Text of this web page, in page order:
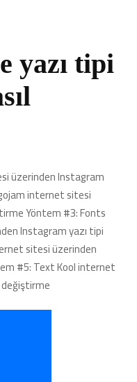
yazı tipi
üzerinden Instagram
internet sitesi
Yöntem #3: Fonts
Instagram yazı tipi
sitesi üzerinden
#5: Text Kool internet